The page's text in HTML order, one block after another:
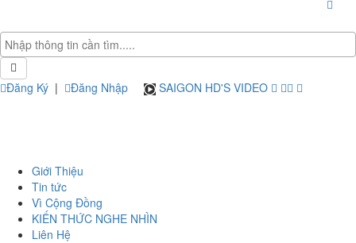
Đăng Ký | Đăng Nhập SAIGON HD'S VIDEO
Giới Thiệu
Tin tức
Vì Cộng Đồng
KIẾN THỨC NGHE NHÌN
Liên Hệ